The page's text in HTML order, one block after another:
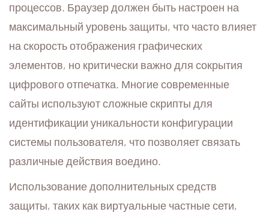
процессов. Браузер должен быть настроен на
максимальный уровень защиты, что часто влияет
на скорость отображения графических
элементов, но критически важно для сокрытия
цифрового отпечатка. Многие современные
сайты используют сложные скрипты для
идентификации уникальности конфигурации
системы пользователя, что позволяет связать
различные действия воедино.
Использование дополнительных средств
защиты, таких как виртуальные частные сети,